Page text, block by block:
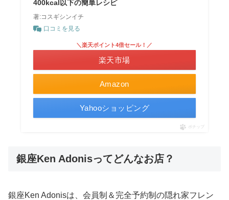
400kcal以下の簡単レシピ
著:コスギシンイチ
口コミを見る
Amazon
＼楽天ポイント4倍セール！／
楽天市場
Yahooショッピング
ポチップ
銀座Ken Adonisってどんなお店？
銀座Ken Adonisは、会員制＆完全予約制の隠れ家フレン